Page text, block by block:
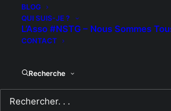
BLOG
QUI SUIS-JE ?
L’Asso #NSTG – Nous Sommes
CONTACT
Recherche